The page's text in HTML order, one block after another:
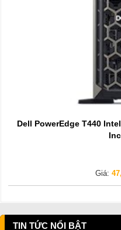
Dell PowerEdge T440
Giá:
TIN TỨC NỔI BẬT